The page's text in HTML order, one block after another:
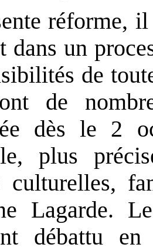
réforme,
dans un
de
de
dès le 2
plus
culturelles,
Lagarde.
débattu